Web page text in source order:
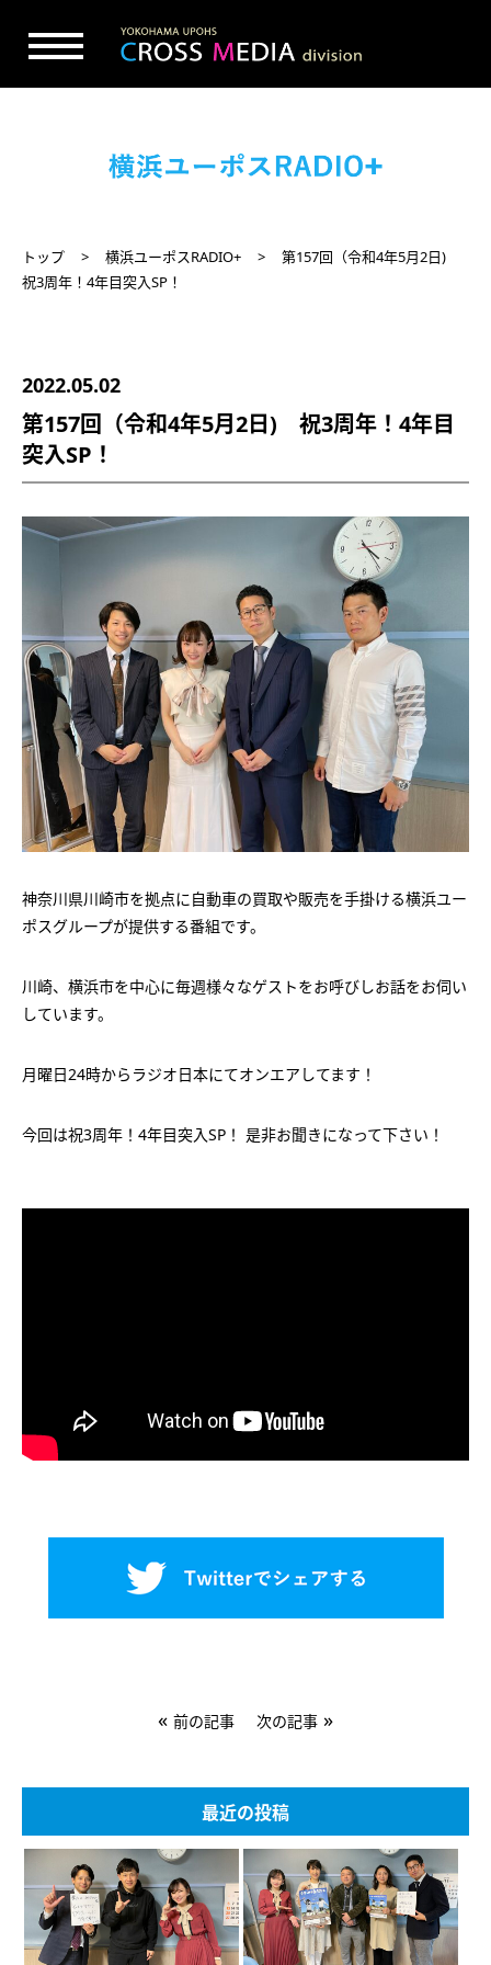
トップ 横浜ユーポスRADIO+
第157回（令和4年5月2日)
祝3周年！4年目突入SP！
2022.05.02
第157回（令和4年5月2日) 祝3周年！4年目
突入SP！
神奈川県川崎市を拠点に自動車の買取や販売を手掛ける横浜ユー
ポスグループが提供する番組です。
川崎、横浜市を中心に毎週様々なゲストをお呼びしお話をお伺い
しています。
月曜日24時からラジオ日本にてオンエアしてます！
今回は祝3周年！4年目突入SP！ 是非お聞きになって下さい！
« 前の記事 次の記事 »
最近の投稿